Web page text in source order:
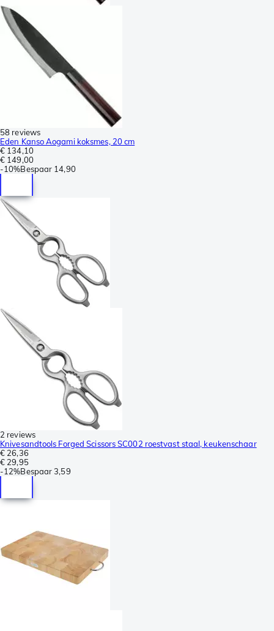
58 reviews
Eden Kanso Aogami koksmes, 20 cm
€ 134,10
€ 149,00
-10%Bespaar 14,90
2 reviews
Knivesandtools Forged Scissors SC002 roestvast staal, keukenschaar
€ 26,36
€ 29,95
-12%Bespaar 3,59